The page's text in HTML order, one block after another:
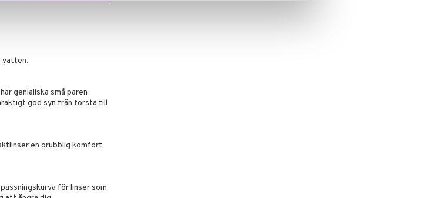
vatten.
genialiska små paren
god syn från första till
en orubblig komfort
för linser som